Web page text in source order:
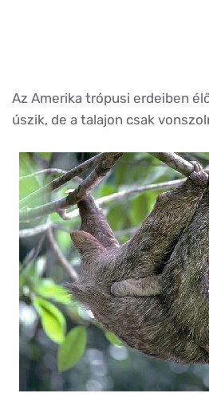
Az Amerika trópusi erdeiben
úszik, de a talajon csak